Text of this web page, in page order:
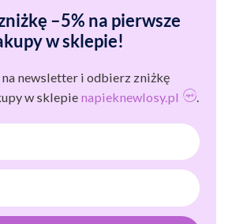
–5% na pierwsze
w sklepie!
newsletter i odbierz zniżkę
w sklepie napieknewlosy.pl .